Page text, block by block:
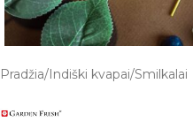
Pradžia/Indiški kvapai/Smilkalai